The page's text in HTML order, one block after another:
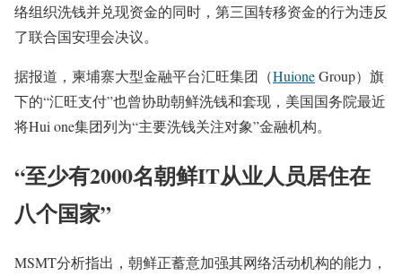
络组织洗钱并兑现资金的同时，第三国转移资金的行为违反
了联合国安理会决议。
据报道，柬埔寨大型金融平台汇旺集团（HuioneGroup）旗
下的“汇旺支付”也曾协助朝鲜洗钱和套现，美国国务院最近
将Hui one集团列为“主要洗钱关注对象”金融机构。
“至少有2000名朝鲜IT从业人员居住在
八个国家”
MSMT分析指出，朝鲜正蓄意加强其网络活动机构的能力，